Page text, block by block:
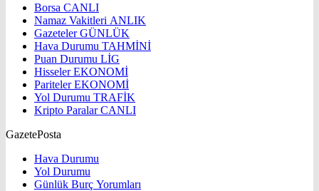
Borsa CANLI
Namaz Vakitleri ANLIK
GazetelerGÜNLÜK
Hava Durumu TAHMİNİ
Puan Durumu LİG
HisselerEKONOMİ
ParitelerEKONOMİ
Yol Durumu TRAFİK
Kripto ParalarCANLI
GazetePosta
Hava Durumu
Yol Durumu
Günlük Burç Yorumları